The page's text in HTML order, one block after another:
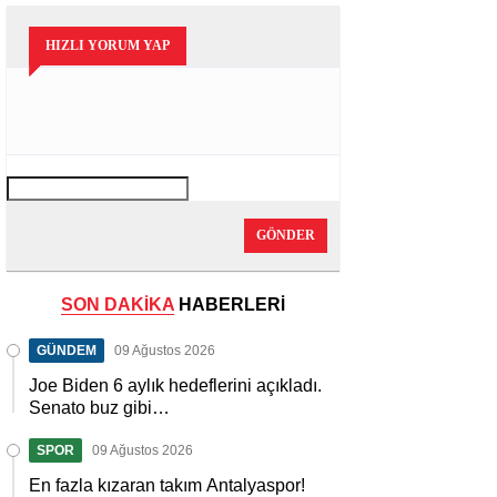
HIZLI YORUM YAP
GÖNDER
SON DAKİKA HABERLERİ
GÜNDEM 09 Ağustos 2026
Joe Biden 6 aylık hedeflerini açıkladı.
Senato buz gibi…
SPOR 09 Ağustos 2026
En fazla kızaran takım Antalyaspor!